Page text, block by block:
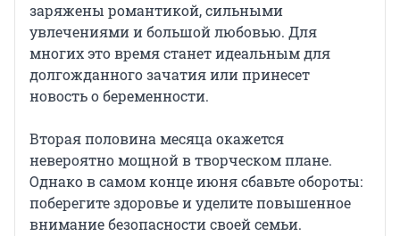
заряжены романтикой, сильными
увлечениями и большой любовью. Для
многих это время станет идеальным для
долгожданного зачатия или принесет
новость о беременности.
Вторая половина месяца окажется
невероятно мощной в творческом плане.
Однако в самом конце июня сбавьте обороты:
поберегите здоровье и уделите повышенное
внимание безопасности своей семьи.